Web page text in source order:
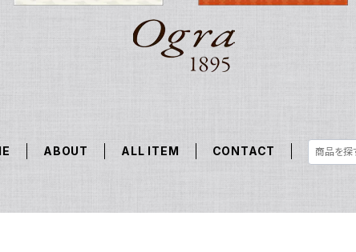
ABOUT ALL ITEM CONTACT